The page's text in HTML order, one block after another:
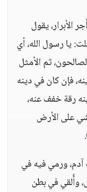
الأبرار، يقول
يا رسول الله، أي
ثم الأمثل
فإن كان في دينه
رقة خفف عنه،
على الأرض
.
آدم، ورمي فيه في
وأُلقي في بطن